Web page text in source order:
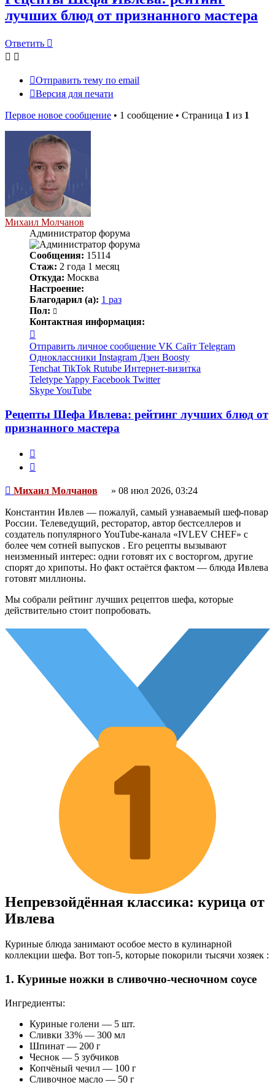
лучших блюд от признанного мастера
Ответить
Отправить тему по email
Версия для печати
Первое новое сообщение • 1 сообщение • Страница 1 из 1
Михаил Молчанов
Администратор форума
Сообщения: 15114
Стаж: 2 года 1 месяц
Откуда: Москва
Настроение:
Благодарил (а): 1 раз
Пол:
Контактная информация:
информация
пользователя
Михаил
Молчанов
Отправить личное сообщение VK Сайт Telegram
Одноклассники Instagram Дзен Boosty
Tenchat TikTok Rutube Интернет-визитка
TeletypeYappy Facebook Twitter
SkypeYouTube
Рецепты Шефа Ивлева: рейтинг лучших блюд от
признанного мастера
Непрочитанное
Михаил Молчанов » 08 июл 2026, 03:24
Константин Ивлев — пожалуй, самый узнаваемый шеф-повар
России. Телеведущий, ресторатор, автор бестселлеров и
создатель популярного YouTube-канала «IVLEV CHEF» с
более чем сотней выпусков . Его рецепты вызывают
неизменный интерес: одни готовят их с восторгом, другие
спорят до хрипоты. Но факт остаётся фактом — блюда Ивлева
готовят миллионы.
Мы собрали рейтинг лучших рецептов шефа, которые
действительно стоит попробовать.
Непревзойдённая классика: курица от
Ивлева
Куриные блюда занимают особое место в кулинарной
коллекции шефа. Вот топ-5, которые покорили тысячи хозяек :
1. Куриные ножки в сливочно-чесночном соусе
Ингредиенты:
Куриные голени — 5 шт.
Сливки 33% — 300 мл
Шпинат — 200 г
Чеснок — 5 зубчиков
Копчёный чечил — 100 г
Сливочное масло — 50 г